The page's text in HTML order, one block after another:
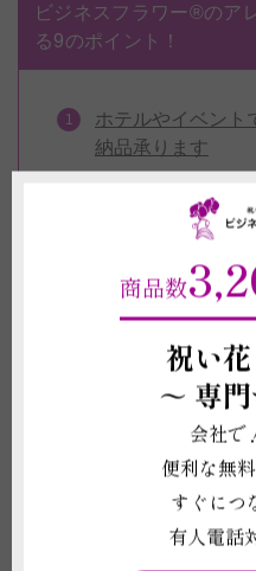
ビジネスフラワー®のア
る9のポイント！
ホテルやイベント
納品承ります
好きな花材・カラ
個性的なデザイナ
ント
ブルーやパープル
お届けするお花の
当日の配送も承り
商品数
祝い
～ 専
会社で
便利な無
すぐにつ
有人電話